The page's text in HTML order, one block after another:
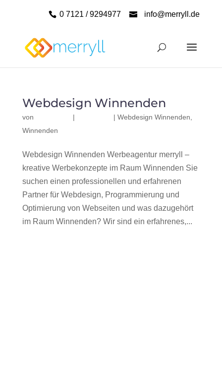
0 7121 / 9294977 info@merryll.de
Webdesign Winnenden
von | | Webdesign Winnenden
Winnenden
Webdesign Winnenden Werbeagentur merryll –
kreative Werbekonzepte im Raum Winnenden Sie
suchen einen professionellen und erfahrenen
Partner für Webdesign, Programmierung und
Optimierung von Webseiten und was dazugehört
im Raum Winnenden? Wir sind ein erfahrenes,...